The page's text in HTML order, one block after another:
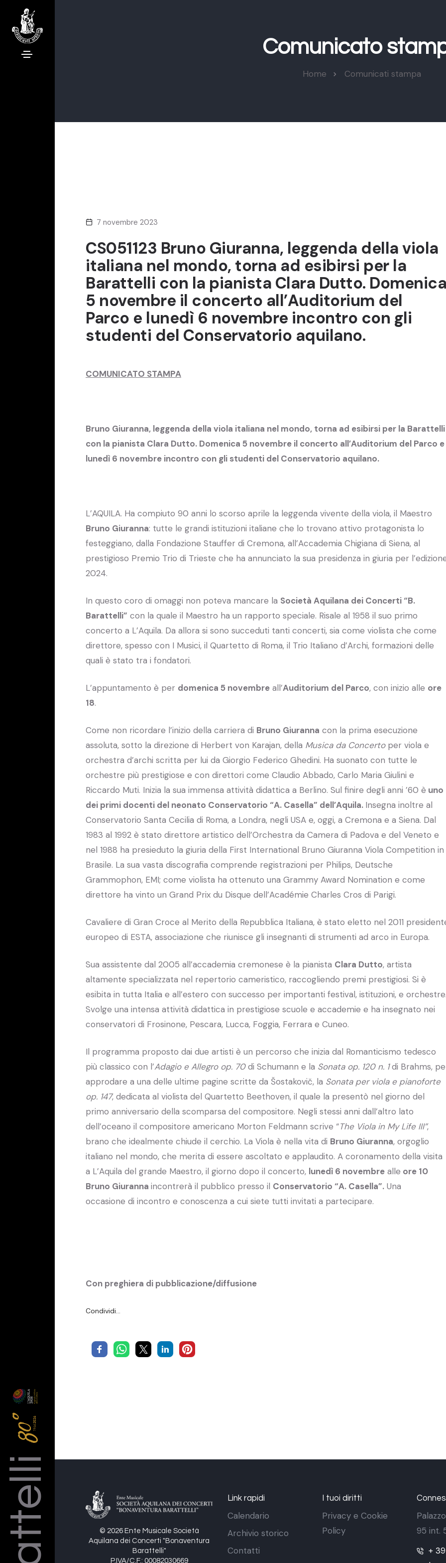
Comunicato
Home Comunicati stampa
7 novembre 2023
CS051123 Bruno Giuranna, leggenda della viola
italiana nel mondo, torna ad esibirsi per la
Barattelli con la pianista Clara Dutto. Domenica
5 novembre il concerto all’Auditorium del
Parco e lunedì 6 novembre incontro con gli
studenti del Conservatorio aquilano.
COMUNICATO STAMPA
Bruno Giuranna, leggenda della viola italiana nel mondo, torna ad esibirsi per la Barattelli
con la pianista Clara Dutto. Domenica 5 novembre il concerto all’Auditorium del Parco e
lunedì 6 novembre incontro con gli studenti del Conservatorio aquilano.
L’AQUILA. Ha compiuto 90 anni lo scorso aprile la leggenda vivente della viola, il Maestro
Bruno Giuranna: tutte le grandi istituzioni italiane che lo trovano attivo protagonista lo
festeggiano, dalla Fondazione Stauffer di Cremona, all’Accademia Chigiana di Siena, al
prestigioso Premio Trio di Trieste che ha annunciato la sua presidenza in giuria per
2024.
In questo coro di omaggi non poteva mancare la Società Aquilana dei Concerti “B.
Barattelli” con la quale il Maestro ha un rapporto speciale. Risale al 1958 il suo primo
concerto a L’Aquila. Da allora si sono succeduti tanti concerti, sia come violista che come
direttore, spesso con I Musici, il Quartetto di Roma, il Trio Italiano d’Archi, formazioni delle
quali è stato tra i fondatori.
L’appuntamento è per domenica 5 novembre all’Auditorium del Parco, con inizio alle ore
18.
Come non ricordare l’inizio della carriera di Bruno Giuranna con la prima esecuzione
assoluta, sotto la direzione di Herbert von Karajan, della Musica da Concertoper viola e
orchestra d’archi scritta per lui da Giorgio Federico Ghedini. Ha suonato con tutte le
orchestre più prestigiose e con direttori come Claudio Abbado, Carlo Maria Giulini e
Riccardo Muti. Inizia la sua immensa attività didattica a Berlino. Sul finire degli anni ’60 è uno
dei primi docenti del neonato Conservatorio “A. Casella” dell’Aquila. Insegna inoltre al
Conservatorio Santa Cecilia di Roma, a Londra, negli USA e, oggi, a Cremona e a Siena. Dal
1983 al 1992 è stato direttore artistico dell’Orchestra da Camera di Padova e del Veneto e
nel 1988 ha presieduto la giuria della First International Bruno Giuranna Viola Competition in
Brasile. La sua vasta discografia comprende registrazioni per Philips, Deutsche
Grammophon, EMI; come violista ha ottenuto una Grammy Award Nomination e come
direttore ha vinto un Grand Prix du Disque dell’Académie Charles Cros di Parigi.
Cavaliere di Gran Croce al Merito della Repubblica Italiana, è stato eletto nel 2011
europeo di ESTA, associazione che riunisce gli insegnanti di strumenti ad arco in Europa.
Sua assistente dal 2005 all’accademia cremonese è la pianista Clara Dutto, artista
altamente specializzata nel repertorio cameristico, raccogliendo premi prestigiosi. Si è
esibita in tutta Italia e all’estero con successo per importanti festival, istituzioni, e orchestre.
Svolge una intensa attività didattica in prestigiose scuole e accademie e ha insegnato nei
conservatori di Frosinone, Pescara, Lucca, Foggia, Ferrara e Cuneo.
Il programma proposto dai due artisti è un percorso che inizia dal Romanticismo tedesco
più classico con l’Adagio e Allegro op. 70di Schumann e la Sonata op. 120 n. 1di Brahms,
approdare a una delle ultime pagine scritte da Šostakovič, la Sonata per viola e pianoforte
op. 147, dedicata al violista del Quartetto Beethoven, il quale la presentò nel giorno del
primo anniversario della scomparsa del compositore. Negli stessi anni dall’altro lato
dell’oceano il compositore americano Morton Feldmann scrive “The Viola in My Life III”,
brano che idealmente chiude il cerchio. La Viola è nella vita di Bruno Giuranna, orgoglio
italiano nel mondo, che merita di essere ascoltato e applaudito. A coronamento della visita
a L’Aquila del grande Maestro, il giorno dopo il concerto, lunedì 6 novembre alle ore 10
Bruno Giuranna incontrerà il pubblico presso il Conservatorio “A. Casella”. Una
occasione di incontro e conoscenza a cui siete tutti invitati a partecipare.
Con preghiera di pubblicazione/diffusione
Condividi…
© 2026 Ente Musicale Società
Aquilana dei Concerti "Bonaventura
Barattelli"
P.IVA/C.F.: 00082030669
Link rapidi
Calendario
Archivio storico
Contatti
I tuoi diritti
Privacy e Cookie
Policy
95 int.
+